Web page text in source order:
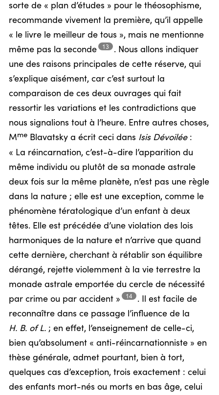
sorte de « plan d’études » pour le théosophisme,
recommande vivement la première, qu’il appelle
« le livre le meilleur de tous », mais ne mentionne
même pas la seconde 13 .Nous allons indiquer
une des raisons principales de cette réserve, qui
s’explique aisément, car c’est surtout la
comparaison de ces deux ouvrages qui fait
ressortir les variations et les contradictions que
nous signalions tout à l’heure. Entre autres choses,
Mme Blavatsky a écrit ceci dans Isis Dévoilée:
« La réincarnation, c’est-à-dire l’apparition du
même individu ou plutôt de sa monade astrale
deux fois sur la même planète, n’est pas une règle
dans la nature ; elle est une exception, comme le
phénomène tératologique d’un enfant à deux
têtes. Elle est précédée d’une violation des lois
harmoniques de la nature et n’arrive que quand
cette dernière, cherchant à rétablir son équilibre
dérangé, rejette violemment à la vie terrestre la
monade astrale emportée du cercle de nécessité
par crime ou par accident » 14 .Il est facile de
reconnaître dans ce passage l’influence de la
H. B. of L. ; en effet, l’enseignement de celle-ci,
bien qu’absolument « anti-réincarnationniste » en
thèse générale, admet pourtant, bien à tort,
quelques cas d’exception, trois exactement : celui
des enfants mort-nés ou morts en bas âge, celui